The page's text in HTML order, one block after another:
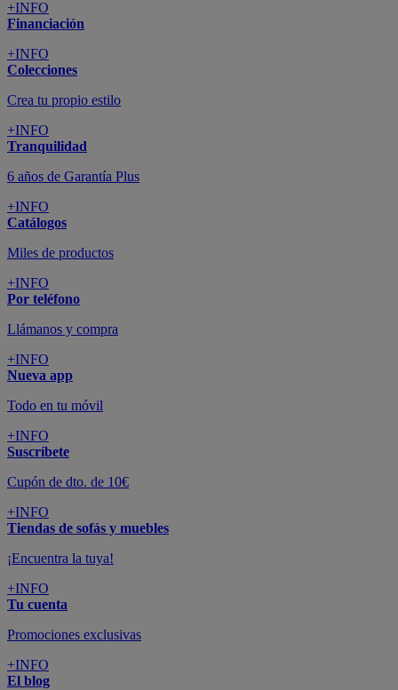
+INFO
Financiación
+INFO
Colecciones
Crea tu propio estilo
+INFO
Tranquilidad
6 años de Garantía Plus
+INFO
Catálogos
Miles de productos
+INFO
Por teléfono
Llámanos y compra
+INFO
Nueva app
Todo en tu móvil
+INFO
Suscríbete
Cupón de dto. de 10€
+INFO
Tiendas de sofás y muebles
¡Encuentra la tuya!
+INFO
Tu cuenta
Promociones exclusivas
+INFO
El blog